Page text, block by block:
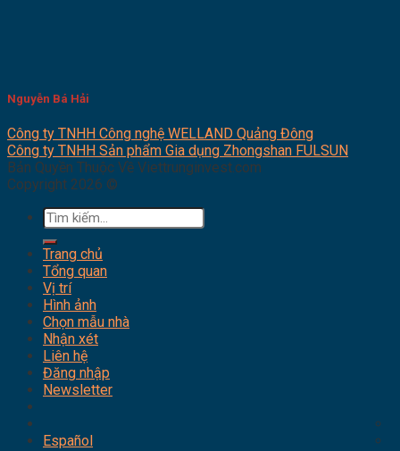
Nguyễn Bá Hải
Công ty TNHH Công nghệ WELLAND Quảng Đông
Công ty TNHH Sản phẩm Gia dụng Zhongshan FULSUN
Bản Quyền Thuộc Về Viettrunginvest.com
Copyright 2026 ©
Tìm
kiếm:
Trang chủ
Tổng quan
Vị trí
Hình ảnh
Chọn mẫu nhà
Nhận xét
Liên hệ
Đăng nhập
Newsletter
Español